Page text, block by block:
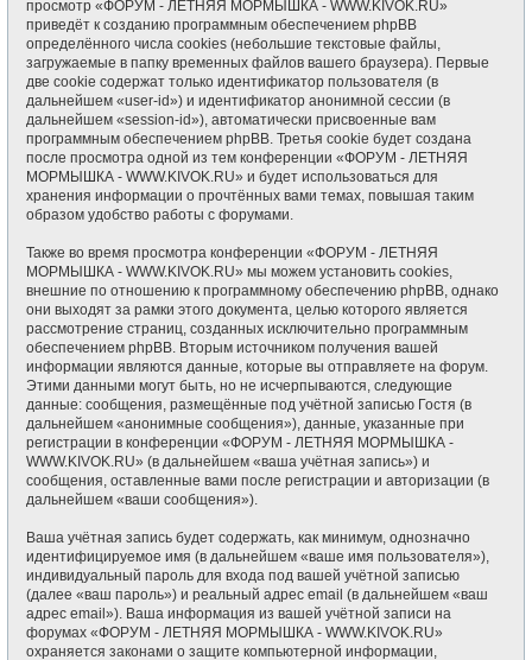
просмотр «ФОРУМ - ЛЕТНЯЯ МОРМЫШКА - WWW.KIVOK.RU»
приведёт к созданию программным обеспечением phpBB
определённого числа cookies (небольшие текстовые файлы,
загружаемые в папку временных файлов вашего браузера). Первые
две cookie содержат только идентификатор пользователя (в
дальнейшем «user-id») и идентификатор анонимной сессии (в
дальнейшем «session-id»), автоматически присвоенные вам
программным обеспечением phpBB. Третья cookie будет создана
после просмотра одной из тем конференции «ФОРУМ - ЛЕТНЯЯ
МОРМЫШКА - WWW.KIVOK.RU» и будет использоваться для
хранения информации о прочтённых вами темах, повышая таким
образом удобство работы с форумами.
Также во время просмотра конференции «ФОРУМ - ЛЕТНЯЯ
МОРМЫШКА - WWW.KIVOK.RU» мы можем установить cookies,
внешние по отношению к программному обеспечению phpBB, однако
они выходят за рамки этого документа, целью которого является
рассмотрение страниц, созданных исключительно программным
обеспечением phpBB. Вторым источником получения вашей
информации являются данные, которые вы отправляете на форум.
Этими данными могут быть, но не исчерпываются, следующие
данные: сообщения, размещённые под учётной записью Гостя (в
дальнейшем «анонимные сообщения»), данные, указанные при
регистрации в конференции «ФОРУМ - ЛЕТНЯЯ МОРМЫШКА -
WWW.KIVOK.RU» (в дальнейшем «ваша учётная запись») и
сообщения, оставленные вами после регистрации и авторизации (в
дальнейшем «ваши сообщения»).
Ваша учётная запись будет содержать, как минимум, однозначно
идентифицируемое имя (в дальнейшем «ваше имя пользователя»),
индивидуальный пароль для входа под вашей учётной записью
(далее «ваш пароль») и реальный адрес email (в дальнейшем «ваш
адрес email»). Ваша информация из вашей учётной записи на
форумах «ФОРУМ - ЛЕТНЯЯ МОРМЫШКА - WWW.KIVOK.RU»
охраняется законами о защите компьютерной информации,